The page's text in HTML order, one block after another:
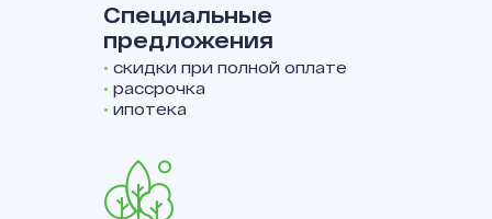
Специальные
предложения
• скидки при полной оплате
• рассрочка
• ипотека